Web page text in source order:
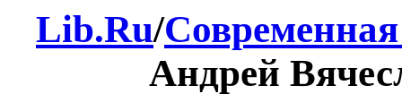
Lib.Ru/
Андрей